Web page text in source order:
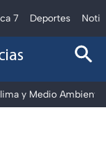
7 Deportes
y Medio Ambiente